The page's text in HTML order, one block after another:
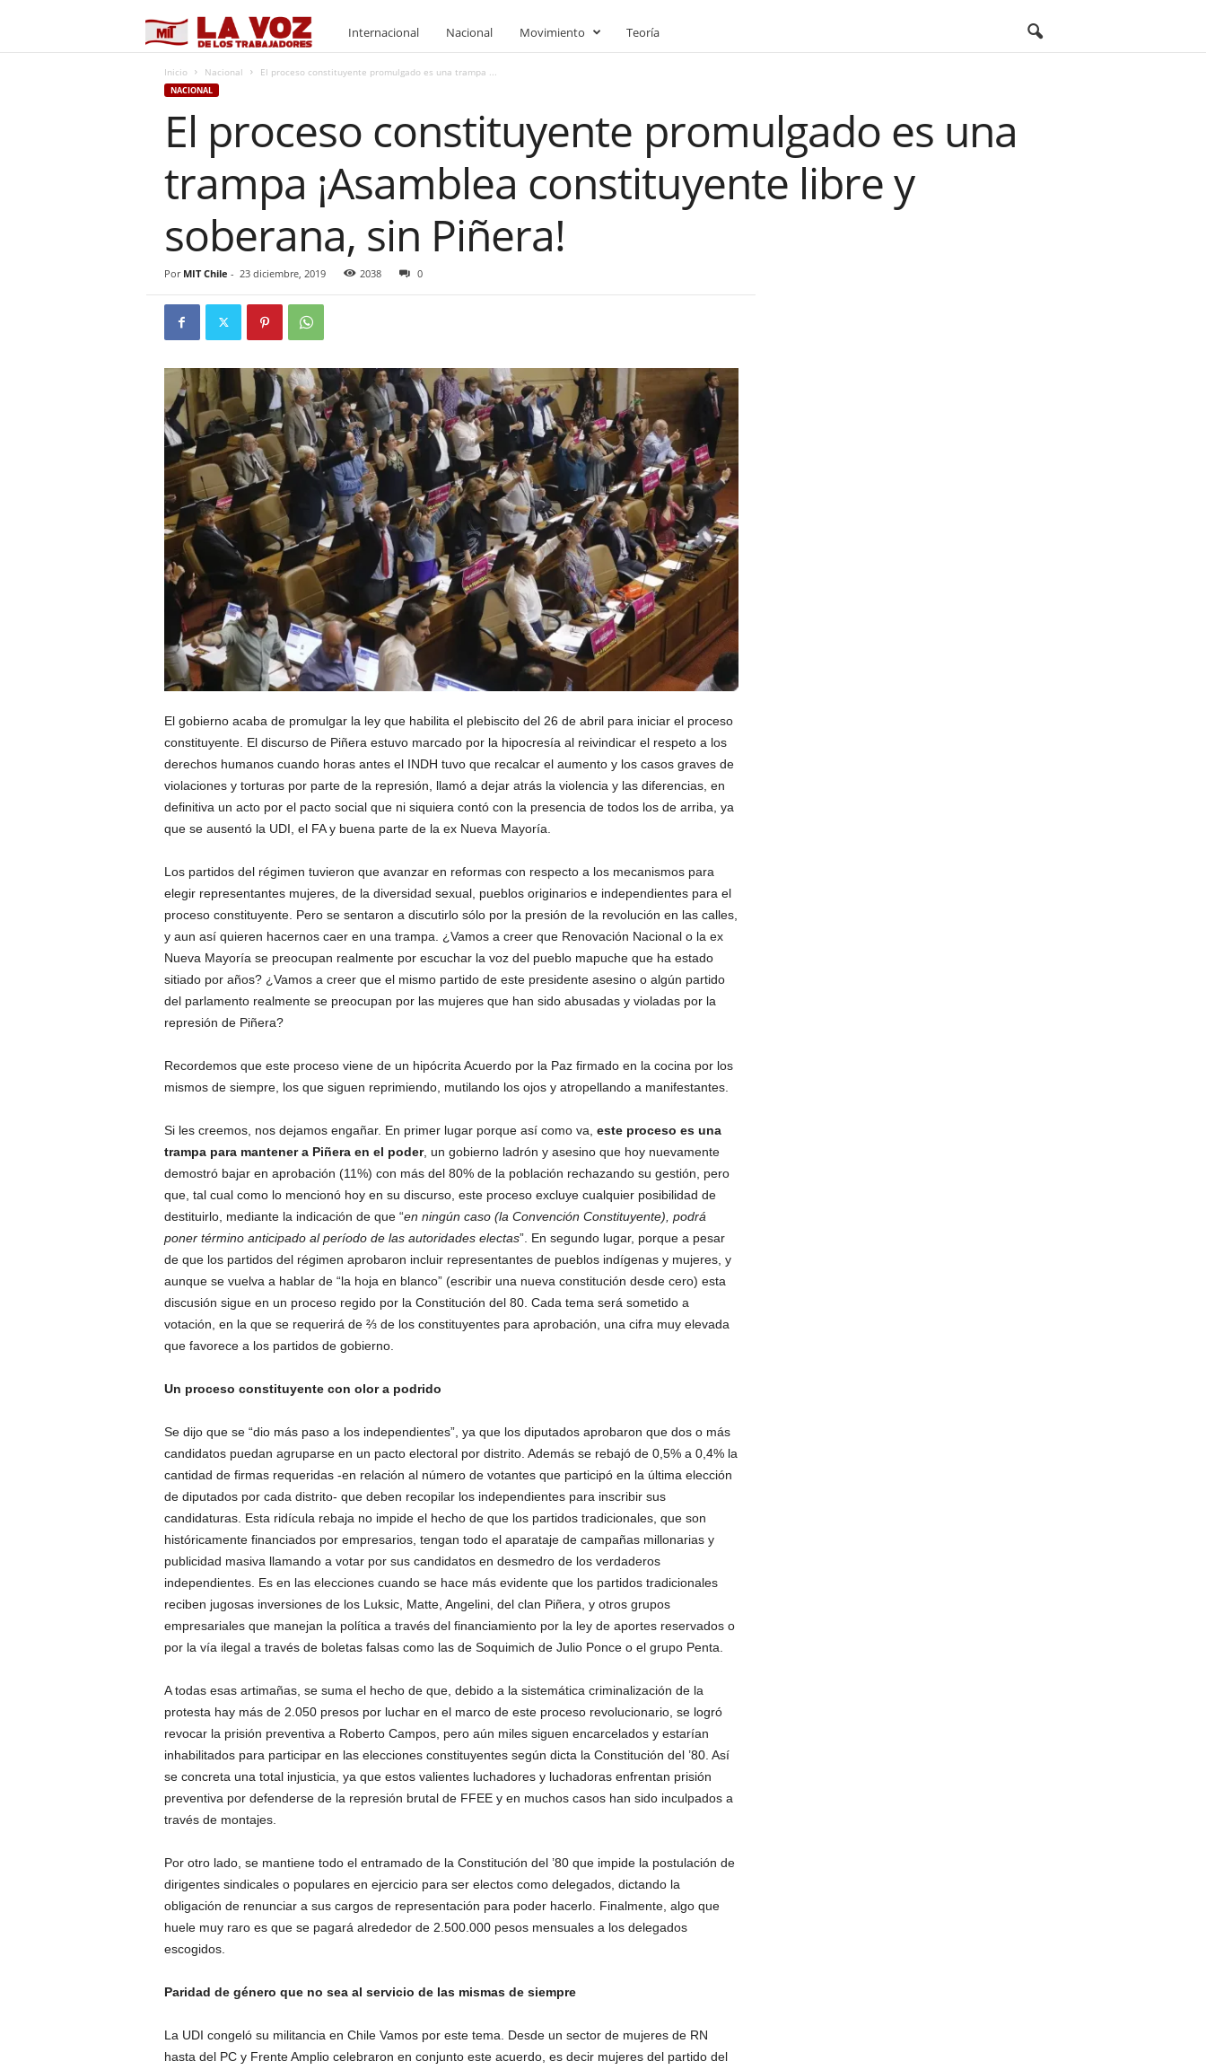
I
Internacional Nacional Movimiento Teoría
Inicio Nacional El proceso constituyente promulgado es una trampa ...
NACIONAL
El proceso constituyente promulgado es una
trampa ¡Asamblea constituyente libre y
soberana, sin Piñera!
Por MIT Chile - 23 diciembre, 2019 2038 0
El gobierno acaba de promulgar la ley que habilita el plebiscito del 26 de abril para iniciar el proceso
constituyente. El discurso de Piñera estuvo marcado por la hipocresía al reivindicar el respeto a los
derechos humanos cuando horas antes el INDH tuvo que recalcar el aumento y los casos graves de
violaciones y torturas por parte de la represión, llamó a dejar atrás la violencia y las diferencias, en
definitiva un acto por el pacto social que ni siquiera contó con la presencia de todos los de arriba, ya
que se ausentó la UDI, el FA y buena parte de la ex Nueva Mayoría.
Los partidos del régimen tuvieron que avanzar en reformas con respecto a los mecanismos para
elegir representantes mujeres, de la diversidad sexual, pueblos originarios e independientes para el
proceso constituyente. Pero se sentaron a discutirlo sólo por la presión de la revolución en las calles,
y aun así quieren hacernos caer en una trampa. ¿Vamos a creer que Renovación Nacional o la ex
Nueva Mayoría se preocupan realmente por escuchar la voz del pueblo mapuche que ha estado
sitiado por años? ¿Vamos a creer que el mismo partido de este presidente asesino o algún partido
del parlamento realmente se preocupan por las mujeres que han sido abusadas y violadas por la
represión de Piñera?
Recordemos que este proceso viene de un hipócrita Acuerdo por la Paz firmado en la cocina por los
mismos de siempre, los que siguen reprimiendo, mutilando los ojos y atropellando a manifestantes.
Si les creemos, nos dejamos engañar. En primer lugar porque así como va, este proceso es una
trampa para mantener a Piñera en el poder, un gobierno ladrón y asesino que hoy nuevamente
demostró bajar en aprobación (11%) con más del 80% de la población rechazando su gestión, pero
que, tal cual como lo mencionó hoy en su discurso, este proceso excluye cualquier posibilidad de
destituirlo, mediante la indicación de que “en ningún caso (la Convención Constituyente), podrá
poner término anticipado al período de las autoridades electas”. En segundo lugar, porque a pesar
de que los partidos del régimen aprobaron incluir representantes de pueblos indígenas y mujeres, y
aunque se vuelva a hablar de “la hoja en blanco” (escribir una nueva constitución desde cero) esta
discusión sigue en un proceso regido por la Constitución del 80. Cada tema será sometido a
votación, en la que se requerirá de ⅔ de los constituyentes para aprobación, una cifra muy elevada
que favorece a los partidos de gobierno.
Un proceso constituyente con olor a podrido
Se dijo que se “dio más paso a los independientes”, ya que los diputados aprobaron que dos o más
candidatos puedan agruparse en un pacto electoral por distrito. Además se rebajó de 0,5% a 0,4% la
cantidad de firmas requeridas -en relación al número de votantes que participó en la última elección
de diputados por cada distrito- que deben recopilar los independientes para inscribir sus
candidaturas. Esta ridícula rebaja no impide el hecho de que los partidos tradicionales, que son
históricamente financiados por empresarios, tengan todo el aparataje de campañas millonarias y
publicidad masiva llamando a votar por sus candidatos en desmedro de los verdaderos
independientes. Es en las elecciones cuando se hace más evidente que los partidos tradicionales
reciben jugosas inversiones de los Luksic, Matte, Angelini, del clan Piñera, y otros grupos
empresariales que manejan la política a través del financiamiento por la ley de aportes reservados o
por la vía ilegal a través de boletas falsas como las de Soquimich de Julio Ponce o el grupo Penta.
A todas esas artimañas, se suma el hecho de que, debido a la sistemática criminalización de la
protesta hay más de 2.050 presos por luchar en el marco de este proceso revolucionario, se logró
revocar la prisión preventiva a Roberto Campos, pero aún miles siguen encarcelados y estarían
inhabilitados para participar en las elecciones constituyentes según dicta la Constitución del ’80. Así
se concreta una total injusticia, ya que estos valientes luchadores y luchadoras enfrentan prisión
preventiva por defenderse de la represión brutal de FFEE y en muchos casos han sido inculpados a
través de montajes.
Por otro lado, se mantiene todo el entramado de la Constitución del ’80 que impide la postulación de
dirigentes sindicales o populares en ejercicio para ser electos como delegados, dictando la
obligación de renunciar a sus cargos de representación para poder hacerlo. Finalmente, algo que
huele muy raro es que se pagará alrededor de 2.500.000 pesos mensuales a los delegados
escogidos.
Paridad de género que no sea al servicio de las mismas de siempre
La UDI congeló su militancia en Chile Vamos por este tema. Desde un sector de mujeres de RN
hasta del PC y Frente Amplio celebraron en conjunto este acuerdo, es decir mujeres del partido del